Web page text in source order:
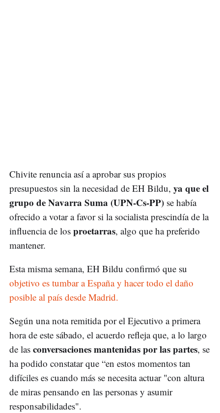
Chivite renuncia así a aprobar sus propios
presupuestos sin la necesidad de EH Bildu, ya que el
grupo de Navarra Suma (UPN-Cs-PP) se había
ofrecido a votar a favor si la socialista prescindía de la
influencia de los proetarras, algo que ha preferido
mantener.
Esta misma semana, EH Bildu confirmó que su
objetivo es tumbar a España y hacer todo el daño
posible al país desde Madrid.
Según una nota remitida por el Ejecutivo a primera
hora de este sábado, el acuerdo refleja que, a lo largo
de las conversaciones mantenidas por las partes, se
ha podido constatar que “en estos momentos tan
difíciles es cuando más se necesita actuar "con altura
de miras pensando en las personas y asumir
responsabilidades".